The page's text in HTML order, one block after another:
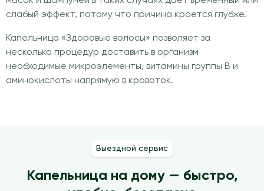
слабый эффект, потому что причина кроется глубже.
Капельница «Здоровые волосы» позволяет за
несколько процедур доставить в организм
необходимые микроэлементы, витамины группы B и
аминокислоты напрямую в кровоток.
Выездной сервис
Капельница на дому — быстро,